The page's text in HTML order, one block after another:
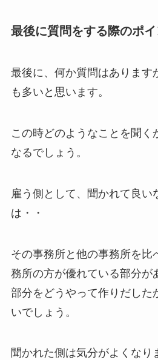
最後に質問をする際のポイ
最後に、何か質問はあります
も多いと思います。
この時どのようなことを聞く
なるでしょう。
雇う側として、聞かれて良い
は・・
その事務所と他の事務所を比
務所の方が優れている部分が
部分をどうやって作りだした
いでしょう。
聞かれた側は気分がよくなり